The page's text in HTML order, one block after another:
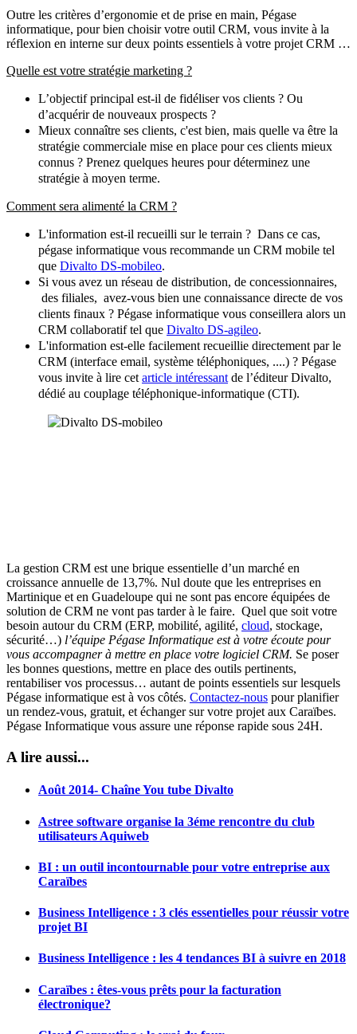
Outre les critères d’ergonomie et de prise en main, Pégase
informatique, pour bien choisir votre outil CRM, vous invite à la
réflexion en interne sur deux points essentiels à votre projet CRM …
Quelle est votre stratégie marketing ?
L’objectif principal est-il de fidéliser vos clients ? Ou
d’acquérir de nouveaux prospects ?
Mieux connaître ses clients, c'est bien, mais quelle va être la
stratégie commerciale mise en place pour ces clients mieux
connus ? Prenez quelques heures pour déterminez une
stratégie à moyen terme.
Comment sera alimenté la CRM ?
L'information est-il recueilli sur le terrain ? Dans ce cas,
pégase informatique vous recommande un CRM mobile tel
que Divalto DS-mobileo.
Si vous avez un réseau de distribution, de concessionnaires,
des filiales, avez-vous bien une connaissance directe de vos
clients finaux ? Pégase informatique vous conseillera alors un
CRM collaboratif tel que Divalto DS-agileo.
L'information est-elle facilement recueillie directement par le
CRM (interface email, système téléphoniques, ....) ? Pégase
vous invite à lire cet article intéressant de l’éditeur Divalto,
dédié au couplage téléphonique-informatique (CTI).
La gestion CRM est une brique essentielle d’un marché en
croissance annuelle de 13,7%. Nul doute que les entreprises en
Martinique et en Guadeloupe qui ne sont pas encore équipées de
solution de CRM ne vont pas tarder à le faire. Quel que soit votre
besoin autour du CRM (ERP, mobilité, agilité, cloud, stockage,
sécurité…) l’équipe Pégase Informatique est à votre écoute pour
vous accompagner à mettre en place votre logiciel CRM. Se poser
les bonnes questions, mettre en place des outils pertinents,
rentabiliser vos processus… autant de points essentiels sur lesquels
Pégase informatique est à vos côtés. Contactez-nous pour planifier
un rendez-vous, gratuit, et échanger sur votre projet aux Caraïbes.
Pégase Informatique vous assure une réponse rapide sous 24H.
A lire aussi...
Août 2014- Chaîne You tube Divalto
Astree software organise la 3éme rencontre du club
utilisateurs Aquiweb
BI : un outil incontournable pour votre entreprise aux
Caraïbes
Business Intelligence : 3 clés essentielles pour réussir votre
projet BI
Business Intelligence : les 4 tendances BI à suivre en 2018
Caraïbes : êtes-vous prêts pour la facturation
électronique?